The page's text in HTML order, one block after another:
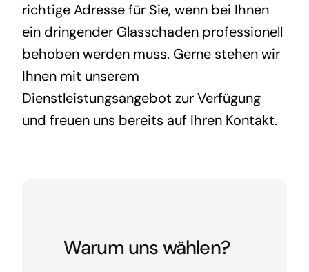
richtige Adresse für Sie, wenn bei Ihnen
ein dringender Glasschaden professionell
behoben werden muss. Gerne stehen wir
Ihnen mit unserem
Dienstleistungsangebot zur Verfügung
und freuen uns bereits auf Ihren Kontakt.
Warum uns wählen?